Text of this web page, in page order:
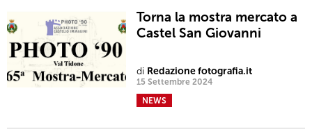
Torna la mostra mercato a
Castel San Giovanni
di Redazione fotografia.it
15 Settembre 2024
NEWS